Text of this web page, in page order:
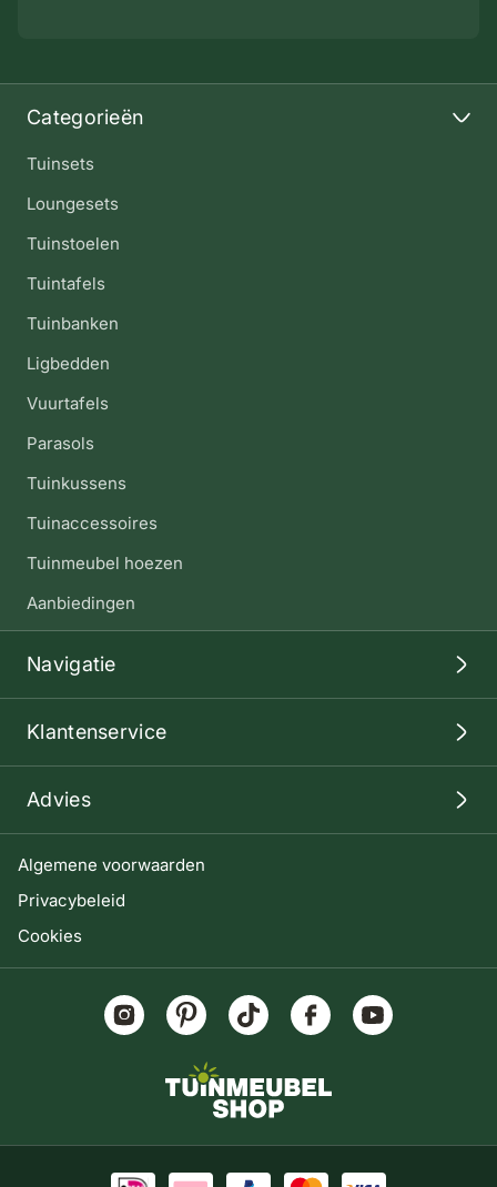
Algemene voorwaarden
Privacybeleid
Cookies
Categorieën
Tuinsets
Loungesets
Tuinstoelen
Tuintafels
Tuinbanken
Ligbedden
Vuurtafels
Parasols
Tuinkussens
Tuinaccessoires
Tuinmeubel hoezen
Aanbiedingen
Navigatie
Klantenservice
Advies